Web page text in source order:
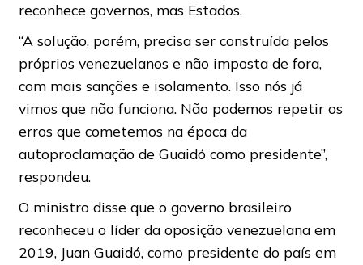
reconhece governos, mas Estados.
“A solução, porém, precisa ser construída pelos
próprios venezuelanos e não imposta de fora,
com mais sanções e isolamento. Isso nós já
vimos que não funciona. Não podemos repetir os
erros que cometemos na época da
autoproclamação de Guaidó como presidente”,
respondeu.
O ministro disse que o governo brasileiro
reconheceu o líder da oposição venezuelana em
2019, Juan Guaidó, como presidente do país em